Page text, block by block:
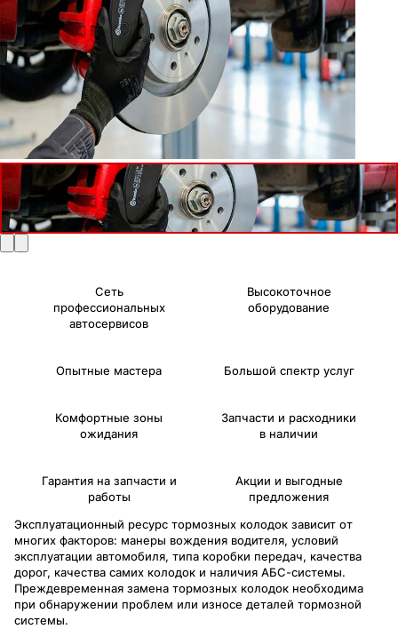
Сеть
профессиональных
автосервисов
Высокоточное
оборудование
Опытные мастера Большой спектр услуг
Комфортные зоны
ожидания
Запчасти и расходники
в наличии
Гарантия на запчасти и
работы
Акции и выгодные
предложения
Эксплуатационный ресурс тормозных колодок зависит от
многих факторов: манеры вождения водителя, условий
эксплуатации автомобиля, типа коробки передач, качества
дорог, качества самих колодок и наличия АБС-системы.
Преждевременная замена тормозных колодок необходима
при обнаружении проблем или износе деталей тормозной
системы.